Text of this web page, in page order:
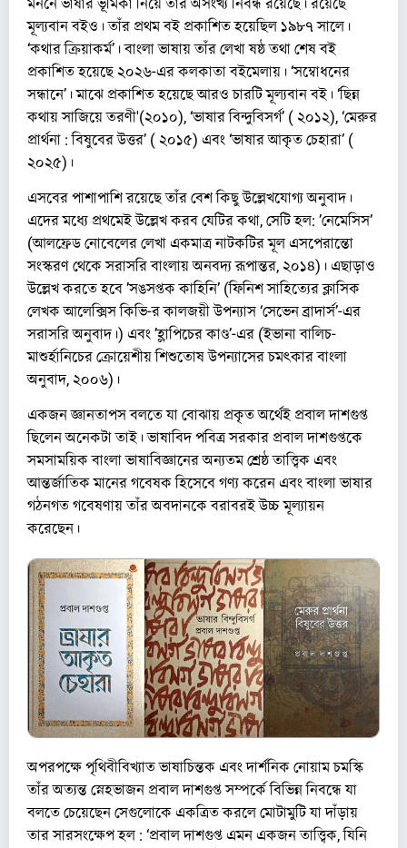
মূল্যবান বইও। তাঁর প্রথম বই প্রকাশিত হয়েছিল ১৯৮৭ সালে।
‘কথার ক্রিয়াকর্ম’। বাংলা ভাষায় তাঁর লেখা ষষ্ঠ তথা শেষ বই
প্রকাশিত হয়েছে ২০২৬-এর কলকাতা বইমেলায়। ‘সম্বোধনের
সন্ধানে’। মাঝে প্রকাশিত হয়েছে আরও চারটি মূল্যবান বই। ‘ছিন্ন
কথায় সাজিয়ে তরণী'(২০১০), ‘ভাষার বিন্দুবিসর্গ’ ( ২০১২), ‘মেরুর
প্রার্থনা : বিষুবের উত্তর’ ( ২০১৫) এবং ‘ভাষার আকৃত চেহারা’ (
২০২৫)।
এসবের পাশাপাশি রয়েছে তাঁর বেশ কিছু উল্লেখযোগ্য অনুবাদ।
এদের মধ্যে প্রথমেই উল্লেখ করব যেটির কথা, সেটি হল: ​’নেমেসিস’
(আলফ্রেড নোবেলের লেখা একমাত্র নাটকটির মূল এসপেরান্তো
সংস্করণ থেকে সরাসরি বাংলায় অনবদ্য রূপান্তর, ২০১৪)। এছাড়াও
উল্লেখ করতে হবে ​’সঙসপ্তক কাহিনি’ (ফিনিশ সাহিত্যের ক্লাসিক
লেখক আলেক্সিস কিভি-র কালজয়ী উপন্যাস ‘সেভেন ব্রাদার্স’-এর
সরাসরি অনুবাদ।) এবং ​’হ্লাপিচের কাণ্ড’-এর (ইভানা বালিচ-
মাশুর্হানিচের ক্রোয়েশীয় শিশুতোষ উপন্যাসের চমৎকার বাংলা
অনুবাদ, ২০০৬)।
একজন জ্ঞানতাপস বলতে যা বোঝায় প্রকৃত অর্থেই প্রবাল দাশগুপ্ত
ছিলেন অনেকটা তাই। ভাষাবিদ পবিত্র সরকার প্রবাল দাশগুপ্তকে
সমসাময়িক বাংলা ভাষাবিজ্ঞানের অন্যতম শ্রেষ্ঠ তাত্ত্বিক এবং
আন্তর্জাতিক মানের গবেষক হিসেবে গণ্য করেন এবং বাংলা ভাষার
গঠনগত গবেষণায় তাঁর অবদানকে বরাবরই উচ্চ মূল্যায়ন
করেছেন।
অপরপক্ষে পৃথিবীবিখ্যাত ভাষাচিন্তক এবং দার্শনিক নোয়াম চমস্কি
তাঁর অত্যন্ত স্নেহভাজন প্রবাল দাশগুপ্ত সম্পর্কে বিভিন্ন নিবন্ধে যা
বলতে চেয়েছেন সেগুলোকে একত্রিত করলে মোটামুটি যা দাঁড়ায়
তার সারসংক্ষেপ হল : ‘প্রবাল দাশগুপ্ত এমন একজন তাত্ত্বিক, যিনি